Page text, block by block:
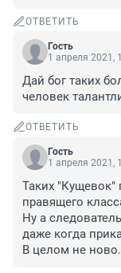
ОТВЕТИТЬ
Гость
1 апреля 2021,
Дай бог таких
человек
ОТВЕТИТЬ
Гость
1 апреля 2021,
Таких "Кущевок"
правящего
Ну а
даже когда
В целом не ново.